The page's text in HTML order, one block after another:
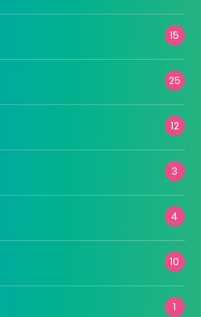
15
25
12
3
4
10
1